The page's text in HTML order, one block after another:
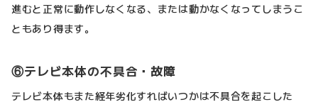
進むと正常に動作しなくなる、または動かなくなってしまうこ
ともあり得ます。
⑥テレビ本体の不具合・故障
テレビ本体もまた経年劣化すればいつかは不具合を起こした